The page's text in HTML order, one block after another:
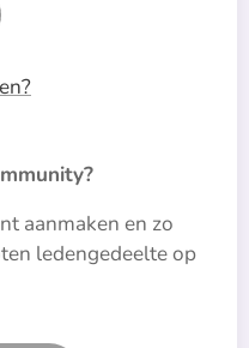
aanmaken en zo
ledengedeelte op